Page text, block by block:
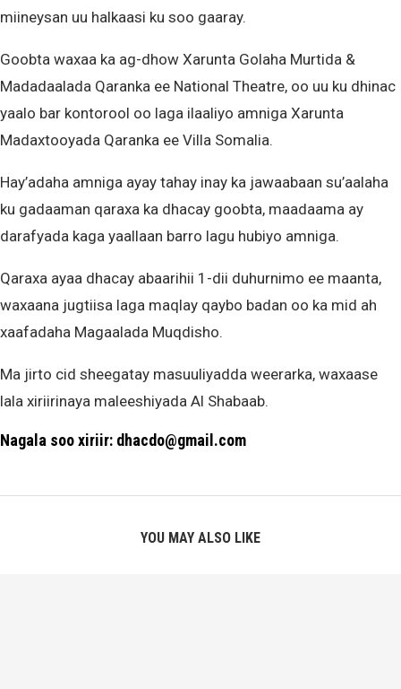
miineysan uu halkaasi ku soo gaaray.
Goobta waxaa ka ag-dhow Xarunta Golaha Murtida &
Madadaalada Qaranka ee National Theatre, oo uu ku dhinac
yaalo bar kontorool oo laga ilaaliyo amniga Xarunta
Madaxtooyada Qaranka ee Villa Somalia.
Hay’adaha amniga ayay tahay inay ka jawaabaan su’aalaha
ku gadaaman qaraxa ka dhacay goobta, maadaama ay
darafyada kaga yaallaan barro lagu hubiyo amniga.
Qaraxa ayaa dhacay abaarihii 1-dii duhurnimo ee maanta,
waxaana jugtiisa laga maqlay qaybo badan oo ka mid ah
xaafadaha Magaalada Muqdisho.
Ma jirto cid sheegatay masuuliyadda weerarka, waxaase
lala xiriirinaya maleeshiyada Al Shabaab.
Nagala soo xiriir: dhacdo@gmail.com
YOU MAY ALSO LIKE